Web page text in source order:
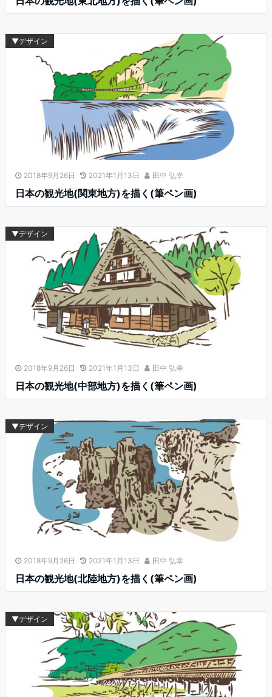
▼デザイン
2018年9月26日 2021年1月13日 田中 弘幸
日本の観光地(関東地方)を描く(筆ペン画)
▼デザイン
2018年9月26日 2021年1月13日 田中 弘幸
日本の観光地(中部地方)を描く(筆ペン画)
▼デザイン
2018年9月26日 2021年1月13日 田中 弘幸
日本の観光地(北陸地方)を描く(筆ペン画)
▼デザイン